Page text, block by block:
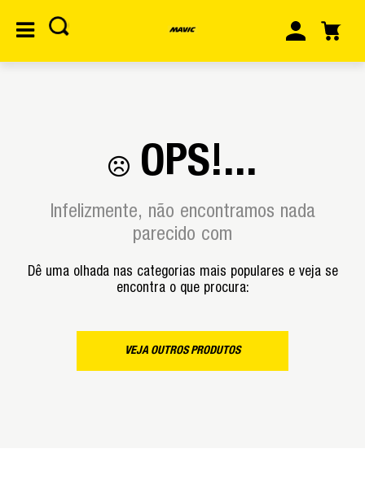
OPS!...
Infelizmente, não encontramos nada
parecido com
Dê uma olhada nas categorias mais populares e veja se
encontra o que procura:
VEJA OUTROS PRODUTOS